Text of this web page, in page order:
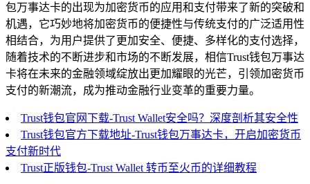
包万事达卡的出现为加密货币的应用和支付带来了新的突破和
机遇，它巧妙地将加密货币的便捷性与传统支付的广泛适用性
相结合，为用户提供了更加安全、便捷、多样化的支付选择，
随着技术的不断进步和市场的不断发展，相信Trust钱包万事达
卡将在未来的金融领域绽放出更加耀眼的光芒，引领加密货币
支付的新潮流，成为推动金融行业变革的重要力量。
Trust钱包官网下载-Trust Wallet安全吗？深度剖析其安全性
Trust钱包官方下载地址-Trust钱包万事达卡，开启加密货币
支付新时代
Trust正版钱包-Trust Wallet 转币至火币的详细教程